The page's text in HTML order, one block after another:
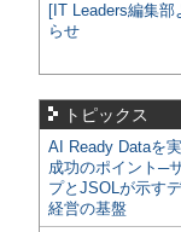
[IT Leaders編集
らせ
トピックス
AI Ready Dataを
成功のポイント─
プとJSOLが示す
経営の基盤